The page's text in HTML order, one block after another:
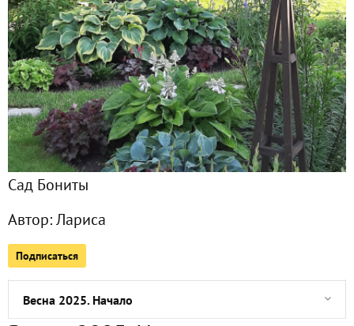
Сад Бониты
Автор:Лариса
Подписаться
Сейчас обсуждают
Майские дни на даче
Еще одна неделя в апреле
Причуды апреля
Жаркие апрельские выходные на даче
Весна продолжается!
Весна 2025. Начало